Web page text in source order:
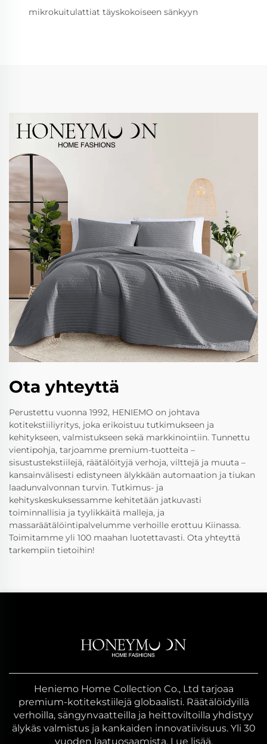
mikrokuitulattiat täyskokoiseen sänkyyn
Ota yhteyttä
Perustettu vuonna 1992, HENIEMO on johtava
kotitekstiiliyritys, joka erikoistuu tutkimukseen ja
kehitykseen, valmistukseen sekä markkinointiin. Tunnettu
vientipohja, tarjoamme premium-tuotteita –
sisustustekstiilejä, räätälöityjä verhoja, vilttejä ja muuta –
kansainvälisesti edistyneen älykkään automaation ja tiukan
laadunvalvonnan turvin. Tutkimus- ja
kehityskeskuksessamme kehitetään jatkuvasti
toiminnallisia ja tyylikkäitä malleja, ja
massaräätälöintipalvelumme verhoille erottuu Kiinassa.
Toimitamme yli 100 maahan luotettavasti. Ota yhteyttä
tarkempiin tietoihin!
Heniemo Home Collection Co., Ltd tarjoaa
premium-kotitekstiilejä globaalisti. Räätälöidyillä
verhoilla, sängynvaatteilla ja heittoviltoilla yhdistyy
älykäs valmistus ja kankaiden innovatiivisuus. Yli 30
vuoden laatuosaamista. Lue lisää.